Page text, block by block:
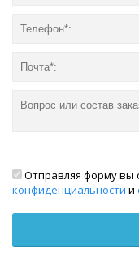
Отправляя форму вы
конфиденциальности и